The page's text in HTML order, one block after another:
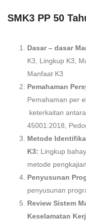
SMK3 PP 50
Dasar – dasar
K3, Lingkup K3,
Manfaat K3
Pemahaman
Pemahaman per
keterkaitan
45001:2018,
Metode
K3: Lingkup
metode
Penyusunan
penyusunan
Review Sistem
Keselamatan